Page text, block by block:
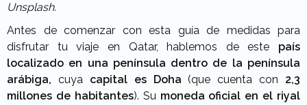
Unsplash.
Antes de comenzar con esta guía de medidas para
disfrutar tu viaje en Qatar, hablemos de este país
localizado en una península dentro de la península
arábiga, cuya capital es Doha (que cuenta con 2,3
millones de habitantes). Su moneda oficial en el riyal